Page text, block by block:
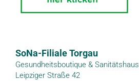
SoNa-Filiale Torgau
Gesundheitsboutique & Sanitätshaus
Leipziger Straße 42